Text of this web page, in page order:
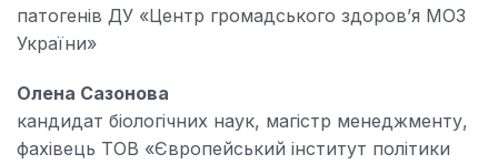
патогенів ДУ «Центр громадського здоров’я МОЗ
України»
Олена Сазонова
кандидат біологічних наук, магістр менеджменту,
фахівець ТОВ «Європейський інститут політики